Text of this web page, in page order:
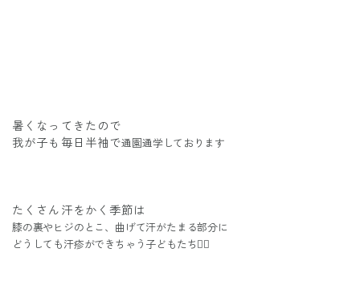
暑くなってきたので
我が子も毎日半袖で通園通学しております
たくさん汗をかく季節は
膝の裏やヒジのとこ、 曲げて汗がたまる部分に
どうしても汗疹ができちゃう子どもたち😮‍💨